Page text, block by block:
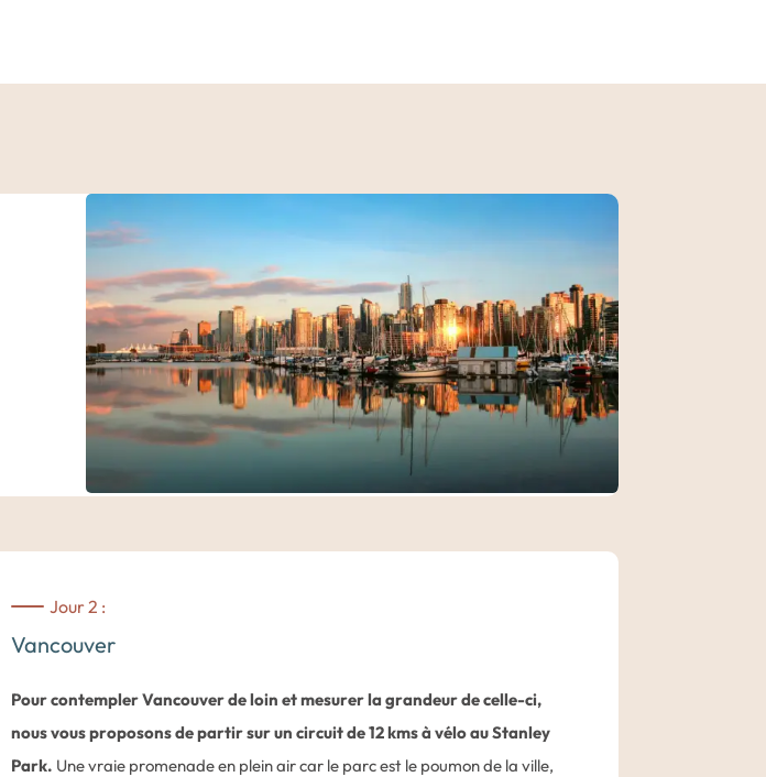
Jour 2 :
Vancouver
Pour contempler Vancouver de loin et mesurer la grandeur de celle-ci,
nous vous proposons de partir sur un circuit de 12 kms à vélo au Stanley
Park. Une vraie promenade en plein air car le parc est le poumon de la ville,